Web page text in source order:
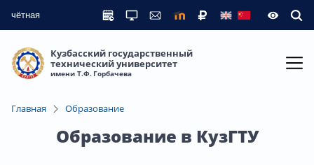
чётная
Кузбасский государственный
технический университет
имени Т.Ф. Горбачева
Главная Образование
Образование в КузГТУ